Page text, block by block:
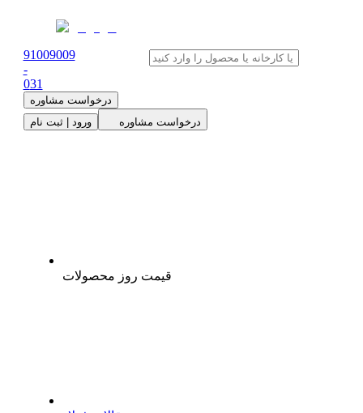
91009009
-
031
درخواست مشاوره
ورود | ثبت نام
درخواست مشاوره
قیمت روز محصولات